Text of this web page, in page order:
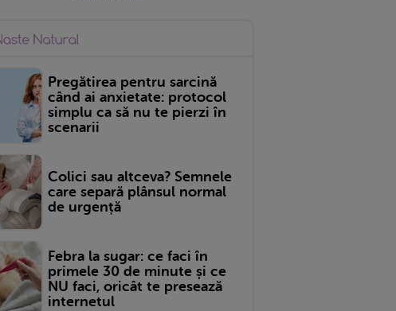
Pregătirea pentru sarcină
când ai anxietate: protocol
simplu ca să nu te pierzi în
scenarii
Colici sau altceva? Semnele
care separă plânsul normal
de urgență
Febra la sugar: ce faci în
primele 30 de minute și ce
NU faci, oricât te presează
internetul